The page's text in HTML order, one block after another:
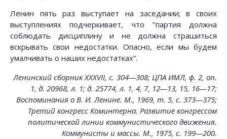
Ленин пять раз выступает на заседании; в своих
выступлениях подчеркивает, что ’’партия должна
соблюдать дисциплину и не должна страшиться
вскрывать свои недостатки. Опасно, если мы будем
умалчивать о наших недостатках”.
Ленинский сборник XXXVII, с. 304—308; ЦПА ИМЛ, ф. 2, on.
1, д. 20968, л. 1; д. 25774, л. 1, 4, 7, 12—13, 15, 16—17;
Воспоминания о В. И. Ленине. М., 1969, т. 5, с. 373—375;
Третий конгресс Коминтерна. Развитие конгрессом
политической линии коммунистического движения.
Коммунисты и массы. М., 1975, с. 199—200.